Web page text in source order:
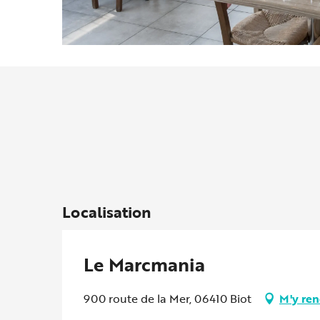
Localisation
Le Marcmania
900 route de la Mer, 06410 Biot M'y